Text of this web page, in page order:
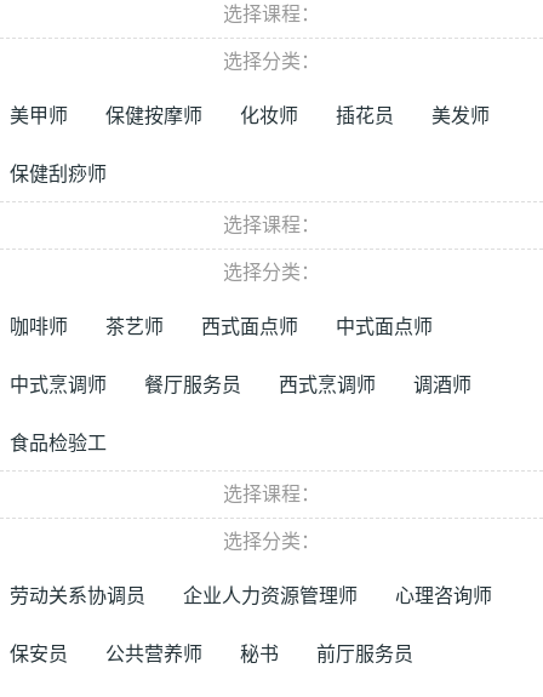
选择课程：
选择分类：
美甲师 保健按摩师 化妆师 插花员 美发师
保健刮痧师
选择课程：
选择分类：
咖啡师 茶艺师 西式面点师 中式面点师
中式烹调师 餐厅服务员 西式烹调师 调酒师
食品检验工
选择课程：
选择分类：
劳动关系协调员 企业人力资源管理师 心理咨询师
保安员 公共营养师 秘书 前厅服务员